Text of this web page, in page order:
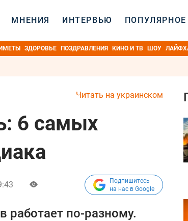
МНЕНИЯ ИНТЕРВЬЮ ПОПУЛЯРНОЕ
ЗДОРОВЬЕ ПОЗДРАВЛЕНИЯ КИНО И ТВ ШОУ
Читать на украинском
6 самых
Подпишитесь
на нас в Google
работает по-разному.